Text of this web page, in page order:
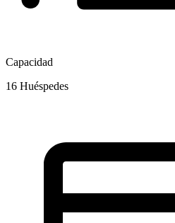
Capacidad
16 Huéspedes